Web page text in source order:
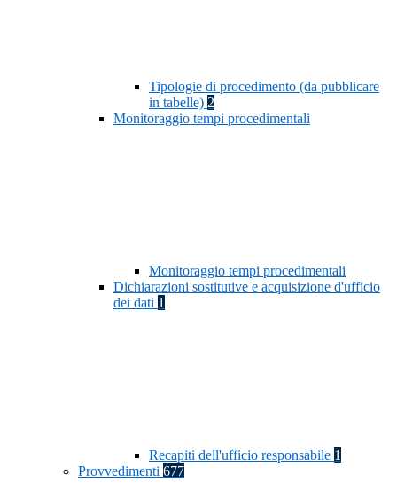
Tipologie di procedimento (da pubblicare
in tabelle) 2
Monitoraggio tempi procedimentali
Monitoraggio tempi procedimentali
Dichiarazioni sostitutive e acquisizione d'ufficio
dei dati 1
Recapiti dell'ufficio responsabile 1
Provvedimenti 677